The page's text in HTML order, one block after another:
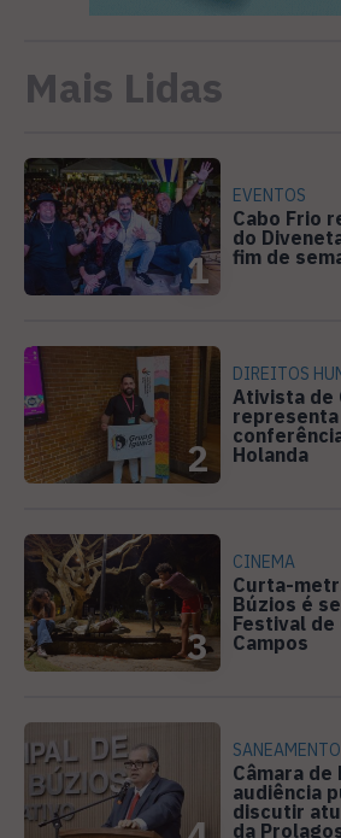
Mais Lidas
1
EVENTOS
Cabo Frio
do
fim de
2
DIREITOS
Ativista de
Holanda
3
CINEMA
Curta-
Búzios é
Festival de
Campos
SANEAMENTO
Câmara
audiência
discutir
da